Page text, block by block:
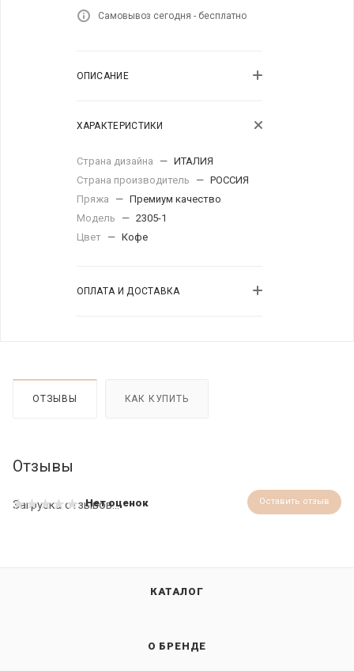
Самовывоз сегодня - бесплатно
ОПИСАНИЕ
ХАРАКТЕРИСТИКИ
Страна дизайна — ИТАЛИЯ
Страна производитель
— РОССИЯ
Пряжа
— Премиум качество
Модель
— 2305-1
Цвет — Кофе
ОПЛАТА И ДОСТАВКА
ОТЗЫВЫ КАК КУПИТЬ
Отзывы
Нет оценок Оставить отзыв
Загрузка отзывов...
КАТАЛОГ
О БРЕНДЕ